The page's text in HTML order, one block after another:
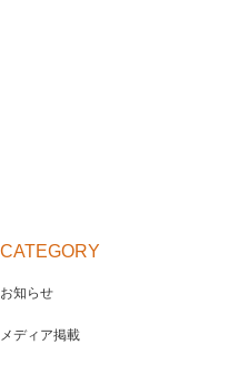
CATEGORY
お知らせ
メディア掲載